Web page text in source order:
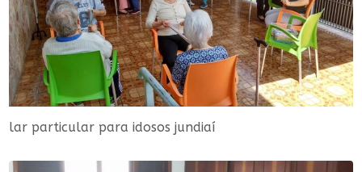
lar particular para idosos jundiaí